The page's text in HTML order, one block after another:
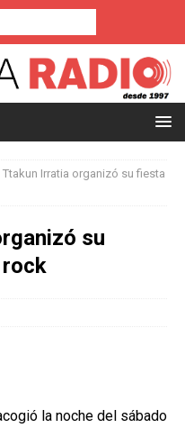
Ttakun Irratia organizó su fiesta
su
la noche del sábado